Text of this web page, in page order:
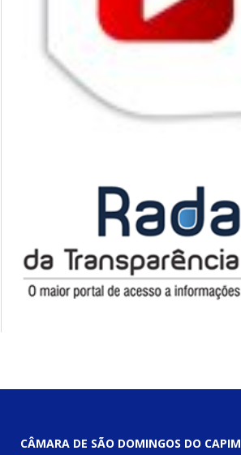
CÂMARA DE SÃO DOMINGOS DO CAPIM